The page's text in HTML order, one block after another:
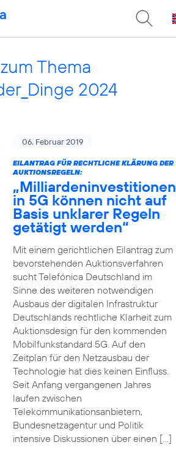
Thema
2024
06. Februar 2019
EILANTRAG FÜR RECHTLICHE KLÄRUNG DER
AUKTIONSREGELN:
„Milliardeninvestitionen
in 5G können nicht auf
Basis unklarer Regeln
getätigt werden“
Mit einem gerichtlichen Eilantrag zum
bevorstehenden Auktionsverfahren
sucht Telefónica Deutschland im
Sinne des weiteren notwendigen
Ausbaus der digitalen Infrastruktur
Deutschlands rechtliche Klarheit zum
Auktionsdesign für den kommenden
Mobilfunkstandard 5G. Auf den
Zeitplan für den Netzausbau der
Technologie hat dies keinen Einfluss.
Seit Anfang vergangenen Jahres
laufen zwischen
Telekommunikationsanbietern,
Bundesnetzagentur und Politik
intensive Diskussionen über einen […]